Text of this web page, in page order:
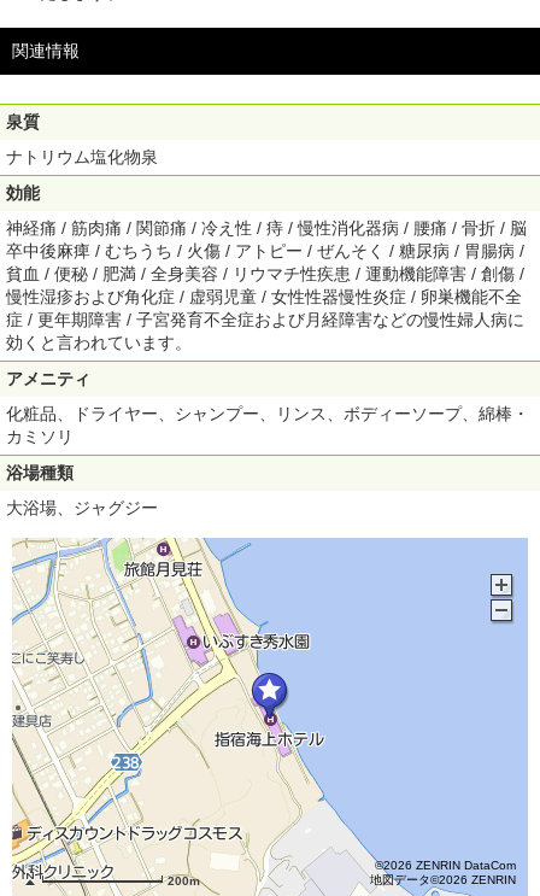
関連情報
泉質
ナトリウム塩化物泉
効能
神経痛 / 筋肉痛 / 関節痛 / 冷え性 / 痔 / 慢性消化器病 / 腰痛 / 骨折 / 脳
卒中後麻痺 / むちうち / 火傷 / アトピー / ぜんそく / 糖尿病 / 胃腸病 /
貧血 / 便秘 / 肥満 / 全身美容 / リウマチ性疾患 / 運動機能障害 / 創傷 /
慢性湿疹および角化症 / 虚弱児童 / 女性性器慢性炎症 / 卵巣機能不全
症 / 更年期障害 / 子宮発育不全症および月経障害などの慢性婦人病に
効くと言われています。
アメニティ
化粧品、ドライヤー、シャンプー、リンス、ボディーソープ、綿棒・
カミソリ
浴場種類
大浴場、ジャグジー
200m
©2026 ZENRIN DataCom
地図データ©2026 ZENRIN